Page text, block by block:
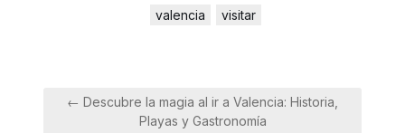
valencia
visitar
Navegación
← Descubre la magia al ir a Valencia: Historia,
Playas y Gastronomía